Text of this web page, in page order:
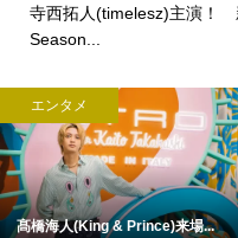
寺西拓人(timelesz)主演！
Season...
エンタメ
髙橋海人(King & Prince)来場...